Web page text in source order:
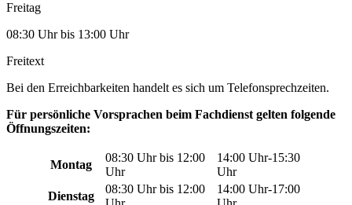
Freitag
08:30 Uhr bis 13:00 Uhr
Freitext
Bei den Erreichbarkeiten handelt es sich um Telefonsprechzeiten.
Für persönliche Vorsprachen beim Fachdienst gelten folgende
Öffnungszeiten:
Montag
08:30 Uhr bis 12:00
Uhr
14:00 Uhr-15:30
Uhr
Dienstag
08:30 Uhr bis 12:00
14:00 Uhr-17:00